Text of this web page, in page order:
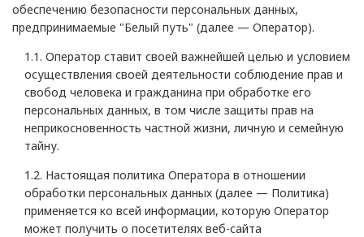
обеспечению безопасности персональных данных,
предпринимаемые "Белый путь" (далее — Оператор).
1.1. Оператор ставит своей важнейшей целью и условием
осуществления своей деятельности соблюдение прав и
свобод человека и гражданина при обработке его
персональных данных, в том числе защиты прав на
неприкосновенность частной жизни, личную и семейную
тайну.
1.2. Настоящая политика Оператора в отношении
обработки персональных данных (далее — Политика)
применяется ко всей информации, которую Оператор
может получить о посетителях веб-сайта